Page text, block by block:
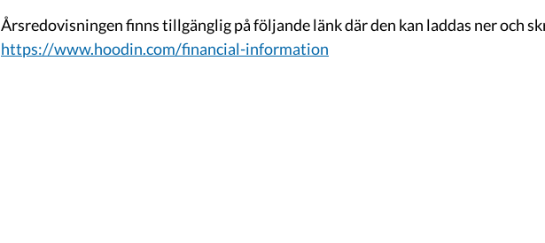
Årsredovisningen finns tillgänglig på följande länk där den kan laddas ner och
https://www.hoodin.com/financial-information